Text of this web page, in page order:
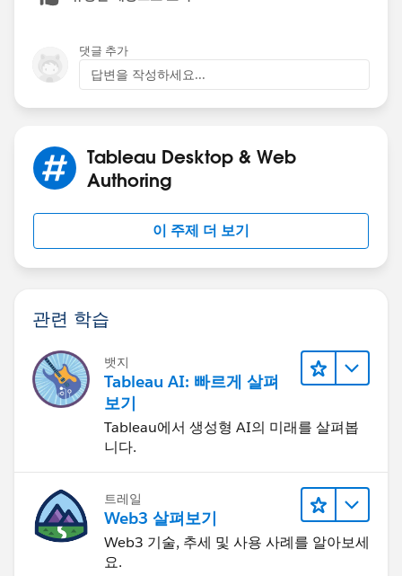
[Last Day]
[Multiple]
SUM([Service No Count])*AVG(24*2)*AVG([Last Day])
Lei
댓글 추가
답변을 작성하세요...
Tableau Desktop & Web
Authoring
이 주제 더 보기
관련 학습
뱃지
Tableau AI: 빠르게 살펴
보기
Tableau에서 생성형 AI의 미래를 살펴봅
니다.
트레일
Web3 살펴보기
Web3 기술, 추세 및 사용 사례를 알아보세
요.